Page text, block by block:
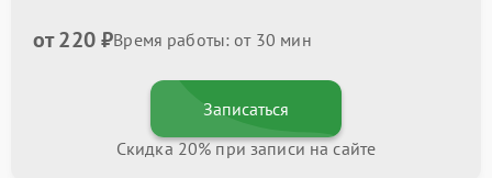
от 220 ₽Время работы: от 30 мин
Записаться
Скидка 20% при записи на сайте